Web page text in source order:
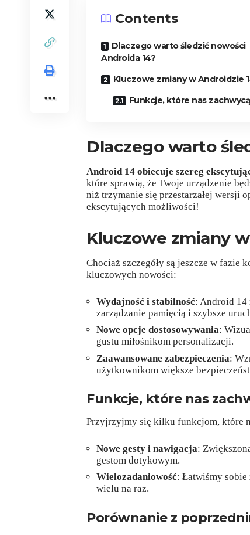
Contents
Dlaczego warto śledzić nowości
Androida 14?
Kluczowe zmiany w Androidzie
Funkcje, które nas zachwycą
Dlaczego warto
Android 14 obiecuje szereg
które sprawią, że Twoje urządzenie
niż trzymanie się przestarzałej wersji
ekscytujących możliwości!
Kluczowe zmiany
Chociaż szczegóły są jeszcze w fazie
kluczowych nowości:
Wydajność i stabilność: Android 14
zarządzanie pamięcią i szybsze
Nowe opcje dostosowywania:
gustu miłośnikom personalizacji.
Zaawansowane zabezpieczenia:
użytkownikom większe
Funkcje, które nas
Przyjrzyjmy się kilku funkcjom, które
Nowe gesty i nawigacja:
gestom dotykowym.
Wielozadaniowość: Łatwiśmy
wielu na raz.
Porównanie z